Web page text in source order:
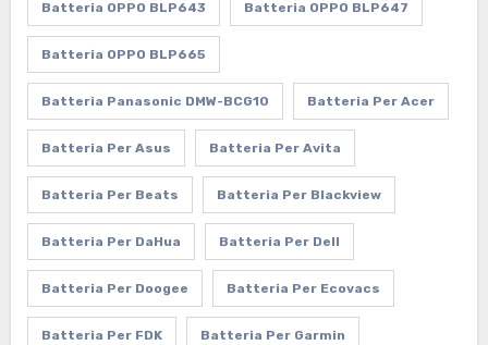
Batteria OPPO BLP643 Batteria OPPO BLP647
Batteria OPPO BLP665
Batteria Panasonic DMW-BCG10 Batteria Per Acer
Batteria Per Asus Batteria Per Avita
Batteria Per Beats Batteria Per Blackview
Batteria Per DaHua Batteria Per Dell
Batteria Per Doogee Batteria Per Ecovacs
Batteria Per FDK Batteria Per Garmin